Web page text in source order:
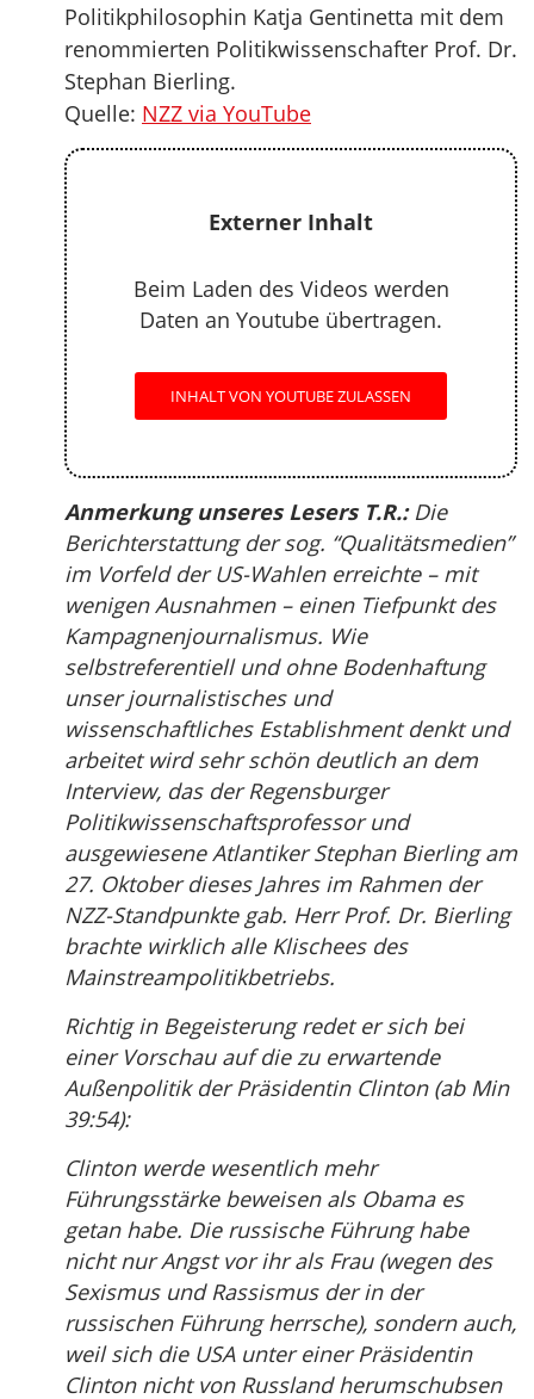
Politikphilosophin Katja Gentinetta mit dem
renommierten Politikwissenschafter Prof. Dr.
Stephan Bierling.
Quelle: NZZ via YouTube
Externer Inhalt
Beim Laden des Videos werden
Daten an Youtube übertragen.
INHALT VON YOUTUBE ZULASSEN
Anmerkung unseres Lesers T.R.:Die
Berichterstattung der sog. “Qualitätsmedien”
im Vorfeld der US-Wahlen erreichte – mit
wenigen Ausnahmen – einen Tiefpunkt des
Kampagnenjournalismus. Wie
selbstreferentiell und ohne Bodenhaftung
unser journalistisches und
wissenschaftliches Establishment denkt und
arbeitet wird sehr schön deutlich an dem
Interview, das der Regensburger
Politikwissenschaftsprofessor und
ausgewiesene Atlantiker Stephan Bierling am
27. Oktober dieses Jahres im Rahmen der
NZZ-Standpunkte gab. Herr Prof. Dr. Bierling
brachte wirklich alle Klischees des
Mainstreampolitikbetriebs.
Richtig in Begeisterung redet er sich bei
einer Vorschau auf die zu erwartende
Außenpolitik der Präsidentin Clinton (ab Min
39:54):
Clinton werde wesentlich mehr
Führungsstärke beweisen als Obama es
getan habe. Die russische Führung habe
nicht nur Angst vor ihr als Frau (wegen des
Sexismus und Rassismus der in der
russischen Führung herrsche), sondern auch,
weil sich die USA unter einer Präsidentin
Clinton nicht von Russland herumschubsen